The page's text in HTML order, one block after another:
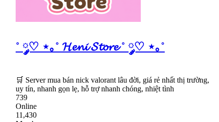
˚ ༘♡ ⋆｡˚ 𝓗𝓮𝓷𝓲 𝓢𝓽𝓸𝓻𝓮 ˚ ༘♡ ⋆｡˚
🛒 Server mua bán nick valorant lâu đời, giá rẻ nhất thị trường,
uy tín, nhanh gọn lẹ, hỗ trợ nhanh chóng, nhiệt tình
739
Online
11,430